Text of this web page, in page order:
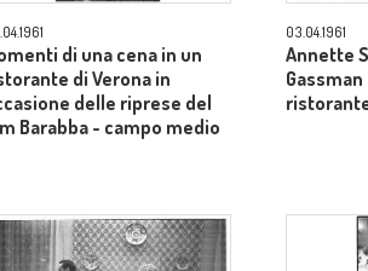
di una cena in un
di Verona in
delle riprese del
Barabba - campo medio
03.04.1961
Annette